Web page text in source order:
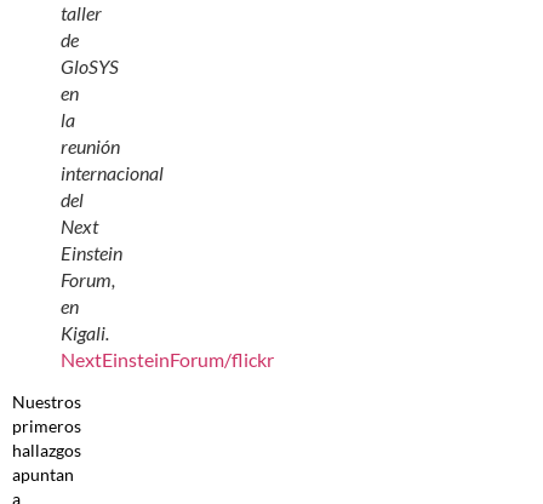
taller
de
GloSYS
en
la
reunión
internacional
del
Next
Einstein
Forum,
en
Kigali.
NextEinsteinForum/flickr
Nuestros
primeros
hallazgos
apuntan
a